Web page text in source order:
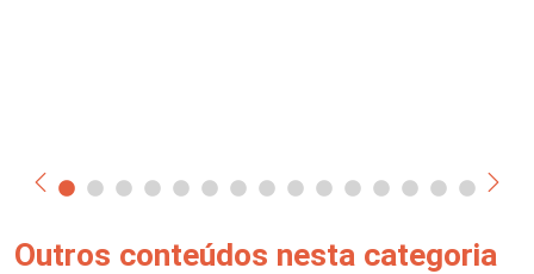
Outros conteúdos nesta categoria